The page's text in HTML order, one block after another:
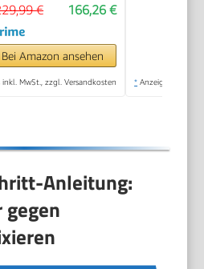
166,26 €
€
Bei Amazon ansehen
inkl. MwSt., zzgl. Versandkosten * Anzeige
Anleitung: